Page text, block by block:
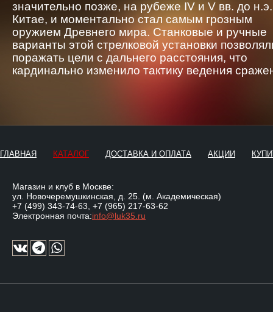
значительно позже, на рубеже IV и V вв. до
Китае, и моментально стал самым грозным
оружием Древнего мира. Станковые и ручные
варианты этой стрелковой установки
поражать цели с дальнего расстояния, что
кардинально изменило тактику ведения
ГЛАВНАЯ КАТАЛОГ ДОСТАВКА И ОПЛАТА АКЦИИ
Магазин и клуб в Москве:
ул. Новочеремушкинская, д. 25. (м. Академическая)
+7 (499) 343-74-63 +7 (965) 217-63-62
Электронная почта:info@luk35.ru